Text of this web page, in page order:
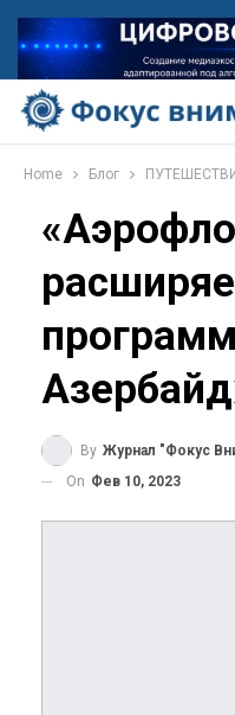
Home Блог
By Журнал "Фокус
On Фев 10, 2023